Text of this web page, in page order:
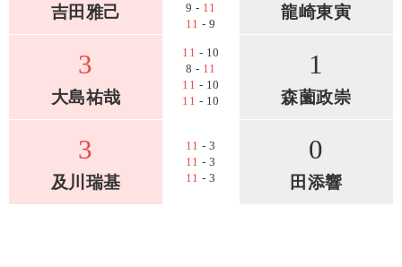
吉田雅己
9 - 11
11 - 9
龍崎東寅
3
大島祐哉
11 - 10
8 - 11
11 - 10
11 - 10
1
森薗政崇
3
及川瑞基
11 - 3
11 - 3
11 - 3
0
田添響